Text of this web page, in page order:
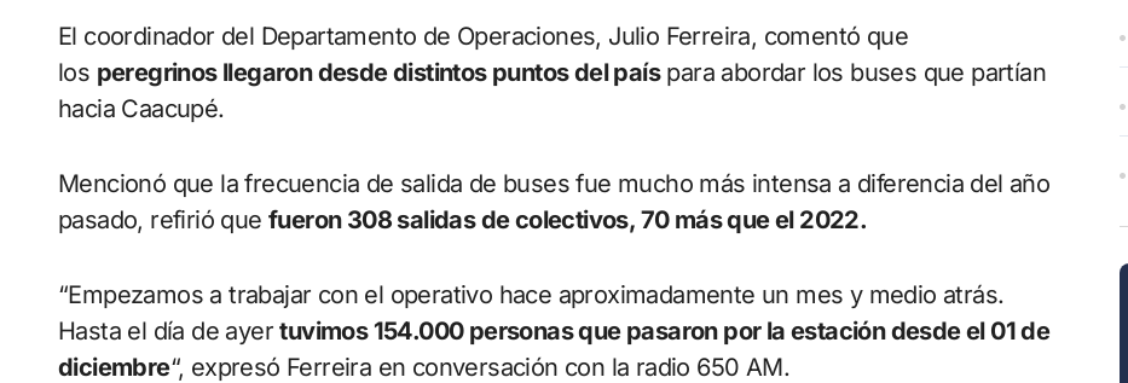
El coordinador del Departamento de Operaciones, Julio Ferreira, comentó que
los peregrinos llegaron desde distintos puntos del paíspara abordar los buses que partían
hacia Caacupé.
Mencionó que la frecuencia de salida de buses fue mucho más intensa a diferencia del año
pasado, refirió que fueron 308 salidas de colectivos, 70 más que el 2022.
“Empezamos a trabajar con el operativo hace aproximadamente un mes y medio atrás.
Hasta el día de ayertuvimos 154.000 personas que pasaron por la estación desde el 01 de
diciembre“, expresó Ferreira en conversación con la radio 650 AM.